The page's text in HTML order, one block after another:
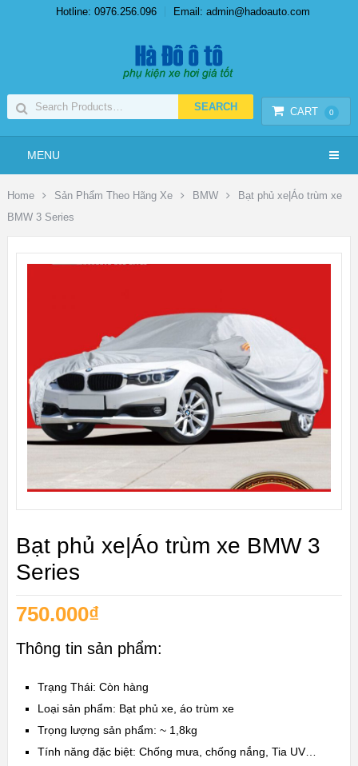
Hotline: 0976.256.096 Email: admin@hadoauto.com
CART 0
MENU
Home Sản Phẩm Theo Hãng Xe BMW
Bạt phủ xe|Áo trùm xe
BMW 3 Series
Bạt phủ xe|Áo trùm xe BMW 3
Series
750.000₫
Thông tin sản phẩm:
Trạng Thái: Còn hàng
Loại sản phẩm: Bạt phủ xe, áo trùm xe
Trọng lượng sản phẩm: ~ 1,8kg
Tính năng đặc biệt: Chống mưa, chống nắng, Tia UV…